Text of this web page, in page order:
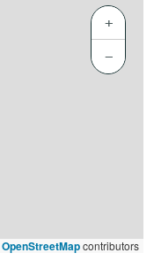
+
−
OpenStreetMapcontributors